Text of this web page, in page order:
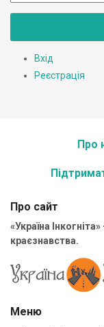
Вхід
Реєстрація
Про
Про сайт
«Україна
краєзнавства.
Меню